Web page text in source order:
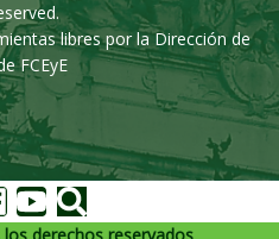
libres por la Dirección de
FCEyE